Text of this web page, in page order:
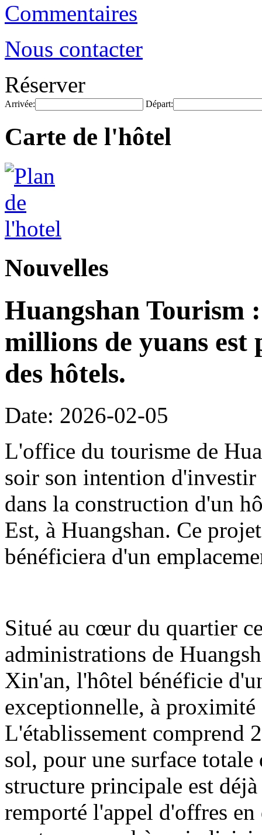
Commentaires
Nous contacter
Réserver
Arrivée: Départ:
Carte de l'hôtel
Nouvelles
Huangshan Tourism
millions de yuans
des hôtels.
Date: 2026-02-05
L'office du tourisme de
soir son intention
dans la construction d'un
Est, à Huangshan. Ce
bénéficiera d'un
Situé au cœur du quartier
administrations de
Xin'an, l'hôtel bénéficie
exceptionnelle, à
L'établissement comprend
sol, pour une surface
structure principale est
remporté l'appel d'offres